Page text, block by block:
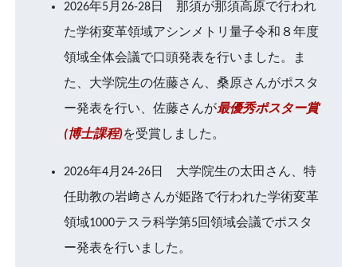
2026年5月26-28日 那須が那須高原で行われ
た学術変革領域アシンメトリ量子令和８年度
領域全体会議で口頭発表を行いました。ま
た、大学院生の佐藤さん、桑原さんがポスタ
ー発表を行い、佐藤さんが最優秀ポスター賞
(博士課程)を受賞しました。
2026年4月24-26日 大学院生の太田さん、特
任助教の岩﨑さんが姫路で行われた学術変革
領域1000テスラ科学第5回領域会議でポスタ
ー発表を行いました。